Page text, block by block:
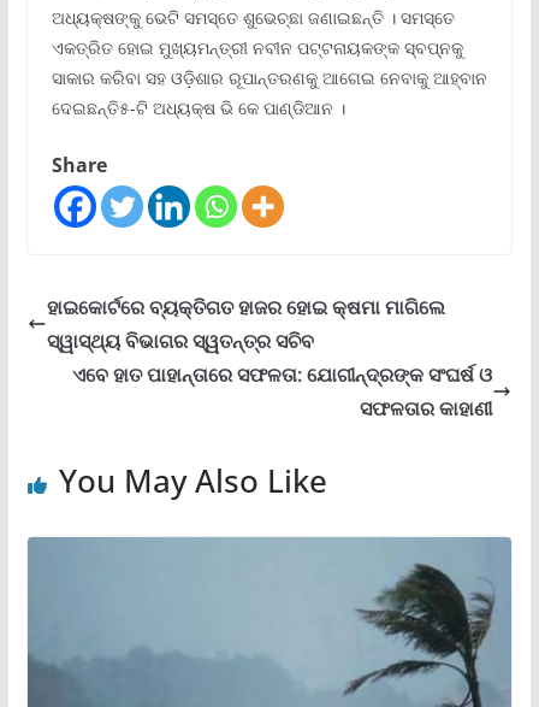
ଅଧ୍ୟକ୍ଷଙ୍କୁ ଭେଟି ସମସ୍ତେ ଶୁଭେଚ୍ଛା ଜଣାଇଛନ୍ତି । ସମସ୍ତେ
ଏକତ୍ରିତ ହୋଇ ମୁଖ୍ୟମନ୍ତ୍ରୀ ନବୀନ ପଟ୍ଟନାୟକଙ୍କ ସ୍ବପ୍ନକୁ
ସାକାର କରିବା ସହ ଓଡ଼ିଶାର ରୂପାନ୍ତରଣକୁ ଆଗେଇ ନେବାକୁ ଆହ୍ବାନ
ଦେଇଛନ୍ତି୫-ଟି ଅଧ୍ୟକ୍ଷ ଭି କେ ପାଣ୍ଡିଆନ ।
Share
ହାଇକୋର୍ଟରେ ବ୍ୟକ୍ତିଗତ ହାଜର ହୋଇ କ୍ଷମା ମାଗିଲେ
ସ୍ୱାସ୍ଥ୍ୟ ବିଭାଗର ସ୍ୱତନ୍ତ୍ର ସଚିବ
ଏବେ ହାତ ପାହାନ୍ତାରେ ସଫଳତା: ଯୋଗୀନ୍ଦ୍ରଙ୍କ ସଂଘର୍ଷ ଓ
ସଫଳତାର କାହାଣୀ
You May Also Like